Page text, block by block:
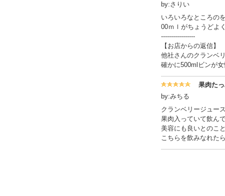
by:さりい
いろいろなところの
00ｍｌがちょうどよ
-----------------
【お店からの返信】
他社さんのクランベ
確かに500mlビンが
果肉た
by:みちる
クランベリージュー
果肉入っていて飲ん
美容にも良いとのこ
こちらを飲みなれた